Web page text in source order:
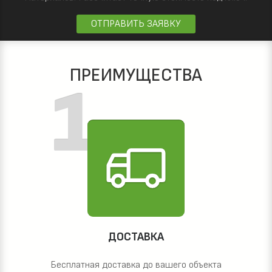
ОТПРАВИТЬ ЗАЯВКУ
ПРЕИМУЩЕСТВА
ДОСТАВКА
Бесплатная доставка до вашего объекта